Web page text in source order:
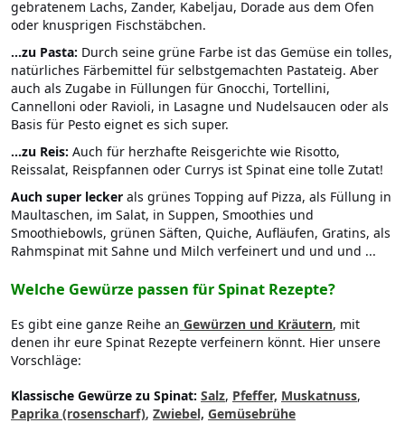
gebratenem Lachs, Zander, Kabeljau, Dorade aus dem Ofen
oder knusprigen Fischstäbchen.
...zu Pasta: Durch seine grüne Farbe ist das Gemüse ein tolles,
natürliches Färbemittel für selbstgemachten Pastateig. Aber
auch als Zugabe in Füllungen für Gnocchi, Tortellini,
Cannelloni oder Ravioli, in Lasagne und Nudelsaucen oder als
Basis für Pesto eignet es sich super.
...zu Reis: Auch für herzhafte Reisgerichte wie Risotto,
Reissalat, Reispfannen oder Currys ist Spinat eine tolle Zutat!
Auch super lecker als grünes Topping auf Pizza, als Füllung in
Maultaschen, im Salat, in Suppen, Smoothies und
Smoothiebowls, grünen Säften, Quiche, Aufläufen, Gratins, als
Rahmspinat mit Sahne und Milch verfeinert und und und ...
Welche Gewürze passen für Spinat Rezepte?
Es gibt eine ganze Reihe an Gewürzen und Kräutern, mit
denen ihr eure Spinat Rezepte verfeinern könnt. Hier unsere
Vorschläge:
Klassische Gewürze zu Spinat: Salz, Pfeffer, Muskatnuss,
Paprika (rosenscharf), Zwiebel, Gemüsebrühe